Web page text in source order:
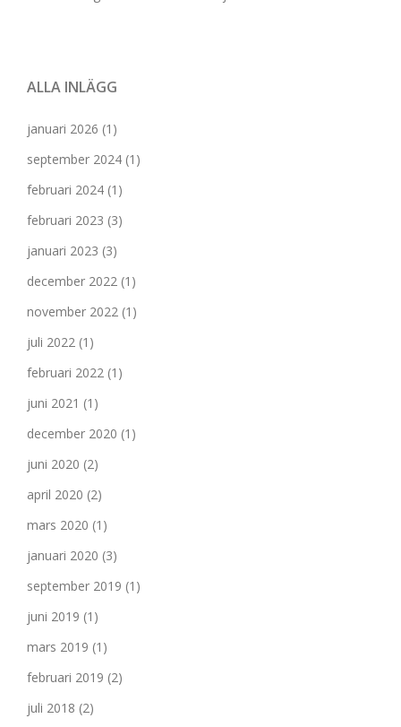
ALLA INLÄGG
januari 2026 (1)
september 2024 (1)
februari 2024 (1)
februari 2023 (3)
januari 2023 (3)
december 2022 (1)
november 2022 (1)
juli 2022 (1)
februari 2022 (1)
juni 2021 (1)
december 2020 (1)
juni 2020 (2)
april 2020 (2)
mars 2020 (1)
januari 2020 (3)
september 2019 (1)
juni 2019 (1)
mars 2019 (1)
februari 2019 (2)
juli 2018 (2)